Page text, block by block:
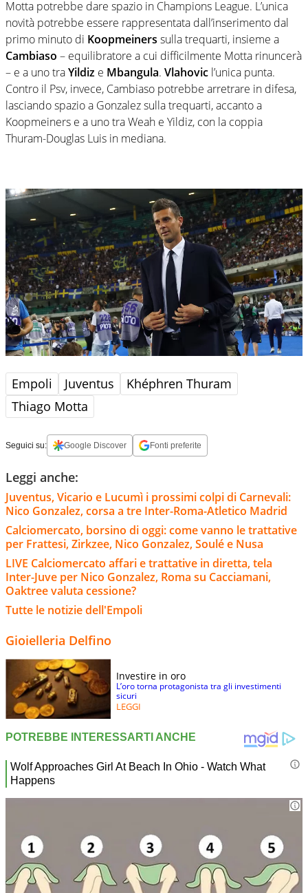
Motta potrebbe dare spazio in Champions League. L’unica
novità potrebbe essere rappresentata dall’inserimento dal
primo minuto di Koopmeiners sulla trequarti, insieme a
Cambiaso – equilibratore a cui difficilmente Motta rinuncerà
– e a uno traYildiz e Mbangula. Vlahovic l’unica punta.
Contro il Psv, invece, Cambiaso potrebbe arretrare in difesa,
lasciando spazio a Gonzalez sulla trequarti, accanto a
Koopmeiners e a uno tra Weah e Yildiz, con la coppia
Thuram-Douglas Luis in mediana.
Empoli Juventus
Khéphren Thuram
Thiago Motta
Seguici su: Google Discover Fonti preferite
Leggi anche:
Juventus, Vicario e Lucumì i prossimi colpi di Carnevali:
Nico Gonzalez, corsa a tre Inter-Roma-Atletico Madrid
Calciomercato, borsino di oggi: come vanno le trattative
per Frattesi, Zirkzee, Nico Gonzalez, Soulé e Nusa
LIVE Calciomercato affari e trattative in diretta, tela
Inter-Juve per Nico Gonzalez, Roma su Cacciamani,
Oaktree valuta cessione?
Tutte le notizie dell'Empoli
Gioielleria Delfino
Investire in oro
L’oro torna protagonista tra gli investimenti
sicuri
LEGGI